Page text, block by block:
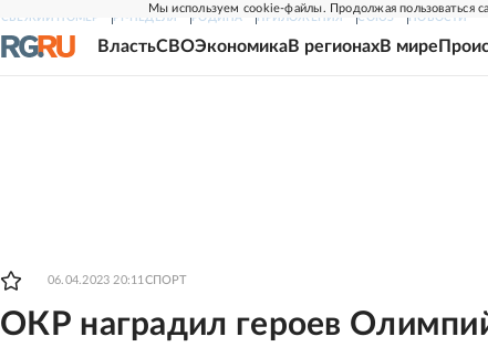
Мы используем cookie-файлы. Продолжая пользоваться
СВЕЖИЙ НОМЕР РГ-НЕДЕЛЯ РОДИНА ПРИЛОЖЕНИЯ СОЮЗ НОВОСТИ
ВластьСВОЭкономикаВ регионахВ мире
06.04.2023 20:11 СПОРТ
ОКР наградил героев